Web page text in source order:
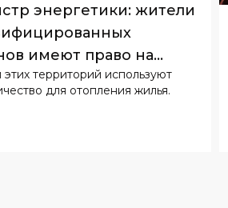
энергетики: жители
имеют право на
тариф
территорий используют
для отопления жилья.